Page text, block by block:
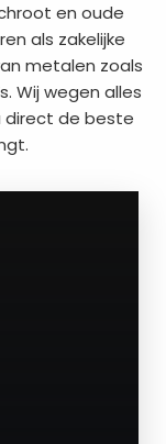
en oude
als zakelijke
metalen zoals
Wij wegen alles
direct de beste